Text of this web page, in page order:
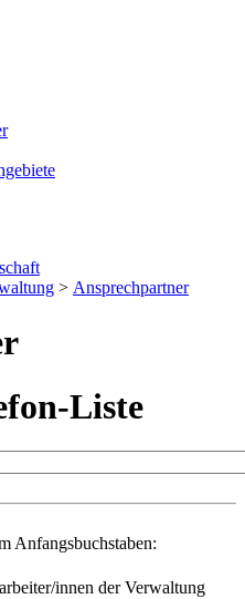
> Ansprechpartner
Liste
Anfangsbuchstaben:
innen der Verwaltung